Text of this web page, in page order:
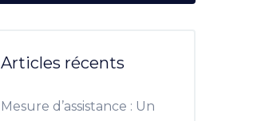
Articles récents
Mesure d’assistance : Un